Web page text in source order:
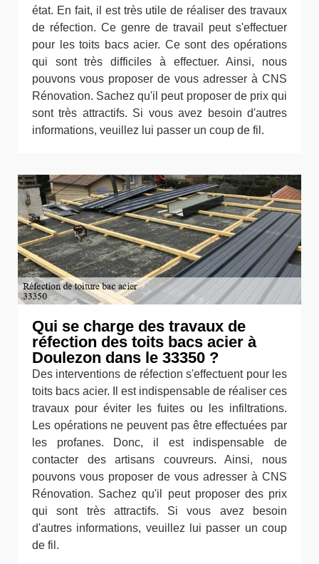
état. En fait, il est très utile de réaliser des travaux
de réfection. Ce genre de travail peut s'effectuer
pour les toits bacs acier. Ce sont des opérations
qui sont très difficiles à effectuer. Ainsi, nous
pouvons vous proposer de vous adresser à CNS
Rénovation. Sachez qu'il peut proposer de prix qui
sont très attractifs. Si vous avez besoin d'autres
informations, veuillez lui passer un coup de fil.
Qui se charge des travaux de
réfection des toits bacs acier à
Doulezon dans le 33350 ?
Des interventions de réfection s'effectuent pour les
toits bacs acier. Il est indispensable de réaliser ces
travaux pour éviter les fuites ou les infiltrations.
Les opérations ne peuvent pas être effectuées par
les profanes. Donc, il est indispensable de
contacter des artisans couvreurs. Ainsi, nous
pouvons vous proposer de vous adresser à CNS
Rénovation. Sachez qu'il peut proposer des prix
qui sont très attractifs. Si vous avez besoin
d'autres informations, veuillez lui passer un coup
de fil.